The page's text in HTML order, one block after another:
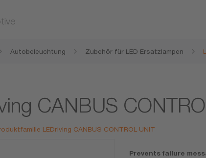
Autobeleuchtung Zubehör für LED Ersatzlampen
CANBUS
LEDriving CANBUS CONTROL UNIT
Prevents failure